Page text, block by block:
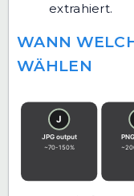
extrahiert.
WANN
WÄHLEN